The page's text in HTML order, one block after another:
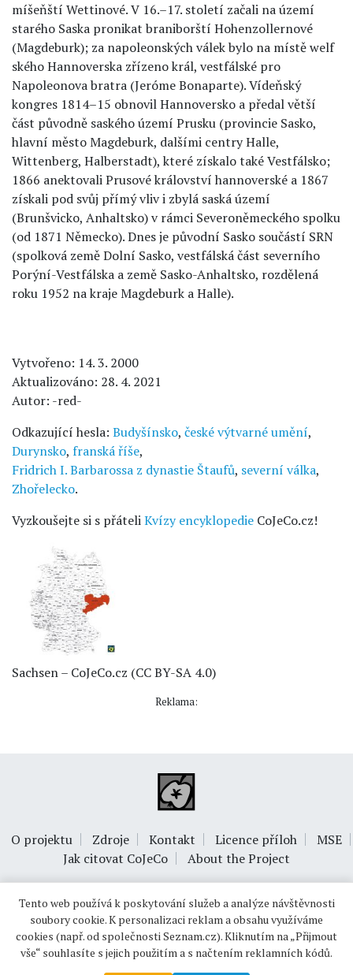
míšeňští Wettinové. V 16.–17. století začali na území
starého Saska pronikat braniborští Hohenzollernové
(Magdeburk); za napoleonských válek bylo na místě welf
ského Hannoverska zřízeno král, vestfálské pro
Napoleonova bratra (Jeróme Bonaparte). Vídeňský
kongres 1814–15 obnovil Hannoversko a předal větší
část původně saského území Prusku (provincie Sasko,
hlavní město Magdeburk, dalšími centry Halle,
Wittenberg, Halberstadt), které získalo také Vestfálsko;
1866 anektovali Prusové království hannoverské a 1867
získali pod svůj přímý vliv i zbylá saská území
(Brunšvicko, Anhaltsko) v rámci Severoněmeckého spolku
(od 1871 Německo). Dnes je původní Sasko součástí SRN
(spolková země Dolní Sasko, vestfálská část severního
Porýní-Vestfálska a země Sasko-Anhaltsko, rozdělená
roku 1952 na kraje Magdeburk a Halle).
Vytvořeno: 14. 3. 2000
Aktualizováno: 28. 4. 2021
Autor: -red-
Odkazující hesla: Budyšínsko, české výtvarné umění,
Durynsko, franská říše,
Fridrich I. Barbarossa z dynastie Štaufů, severní válka,
Zhořelecko.
Vyzkoušejte si s přáteliKvízy encyklopedie CoJeCo.cz!
Sachsen – CoJeCo.cz (CC BY-SA 4.0)
Reklama:
O projektu Zdroje Kontakt Licence příloh
MSE
Jak citovat CoJeCo
About the Project
© 1999-2026OPTIMUS s.r.o.
Tento web používá k poskytování služeb a analýze návštěvnosti
soubory cookie. K personalizaci reklam a obsahu využíváme
cookies (např. od společnosti Seznam.cz). Kliknutím na „Přijmout
vše“ souhlasíte s jejich použitím a s načtením reklamních kódů.